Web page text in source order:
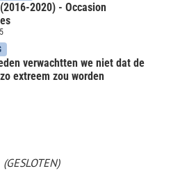
2020) - Occasion
verwachtten we niet dat de
extreem zou worden
(GESLOTEN)